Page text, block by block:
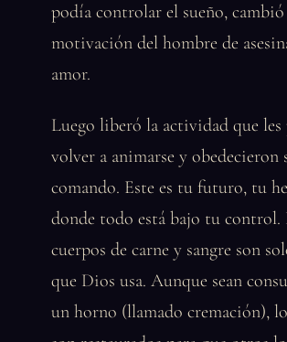
podía controlar el sueño,
motivación del hombre de
amor.
Luego liberó la actividad que
volver a animarse y obedecieron
comando. Este es tu futuro, tu
donde todo está bajo tu control.
cuerpos de carne y sangre son
que Dios usa. Aunque sean
un horno (llamado cremación),